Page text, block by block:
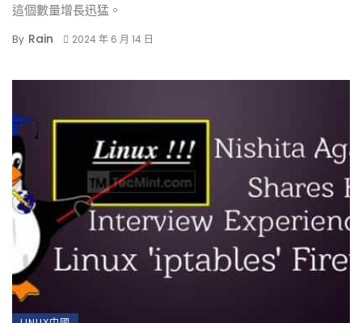
這個數量增長迅猛。
By Rain 2024 年 6 月 14 日